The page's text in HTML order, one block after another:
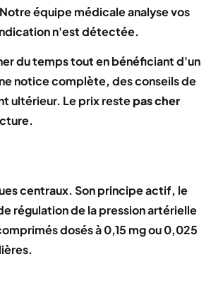
équipe médicale analyse vos
n'est détectée.
du temps tout en bénéficiant d'un
notice complète, des conseils de
ultérieur. Le prix restepas cher
centraux. Son principe actif, le
régulation de la pression artérielle
dosés à 0,15 mg ou 0,025